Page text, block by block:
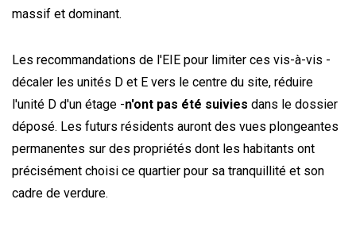
massif et dominant.
Les recommandations de l'EIE pour limiter ces vis-à-vis -
décaler les unités D et E vers le centre du site, réduire
l'unité D d'un étage -n'ont pas été suivies dans le dossier
déposé. Les futurs résidents auront des vues plongeantes
permanentes sur des propriétés dont les habitants ont
précisément choisi ce quartier pour sa tranquillité et son
cadre de verdure.